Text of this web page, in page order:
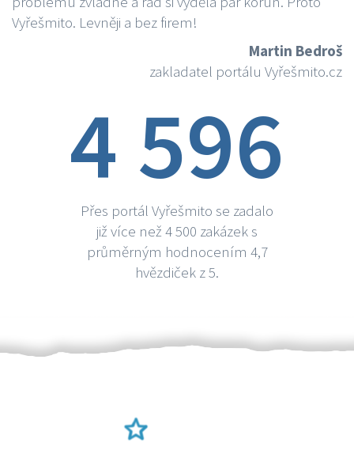
Vyřešmito. Levněji a bez firem!
Martin Bedroš
zakladatel portálu Vyřešmito.cz
4 596
Přes portál Vyřešmito se zadalo
již více než 4 500 zakázek s
průměrným hodnocením 4,7
hvězdiček z 5.